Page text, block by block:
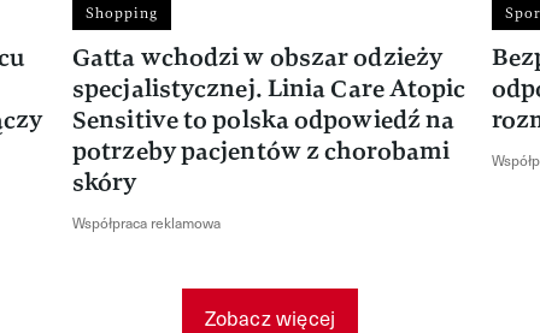
Shopping
Gatta wchodzi w obszar odzieży
specjalistycznej. Linia Care Atopic
Sensitive to polska odpowiedź na
potrzeby pacjentów z chorobami
skóry
Współpraca reklamowa
Zobacz więcej